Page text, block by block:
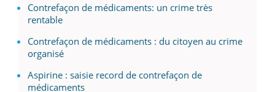
Contrefaçon de médicaments: un crime très
rentable
Contrefaçon de médicaments : du citoyen au crime
organisé
Aspirine : saisie record de contrefaçon de
médicaments